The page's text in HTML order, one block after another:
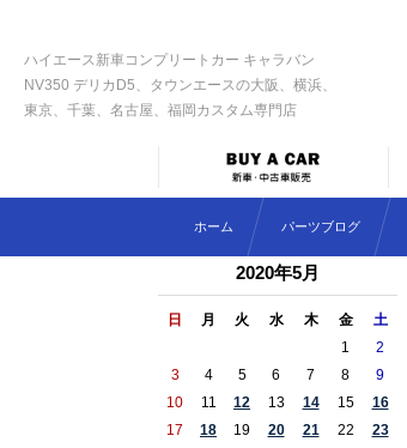
ハイエース新車コンプリートカー キャラバン
NV350 デリカD5、タウンエースの大阪、横浜、
東京、千葉、名古屋、福岡カスタム専門店
ホーム パーツブログ
2020年5月
日 月 火 水 木 金 土
1
2
3
4 5 6 7 8
9
10
11 12 13 14 15
16
17
18 19 20 21 22
23